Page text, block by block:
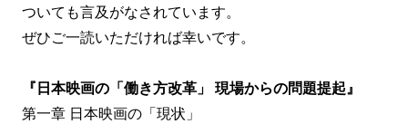
ついても言及がなされています。
ぜひご一読いただければ幸いです。
『日本映画の「働き方改革」 現場からの問題提起』
第一章 日本映画の「現状」